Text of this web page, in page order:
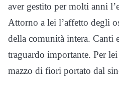
aver gestito per molti anni
Attorno a lei l’affetto degli
della comunità intera. Canti
traguardo importante. Per
mazzo di fiori portato dal